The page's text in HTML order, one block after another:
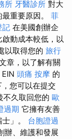
所 牙醫診所 對大
重要原因。 菲
記 在美國創辦企
動成本較低，以
以取得您的 旅行
章，以了解有關
EIN 頭痛 按摩 的
您可以在提交
不久取回您的 歐
過期 它擁有友善
」。 台胞證過
辦、維護和發展